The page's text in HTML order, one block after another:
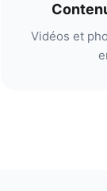
Vidéos et